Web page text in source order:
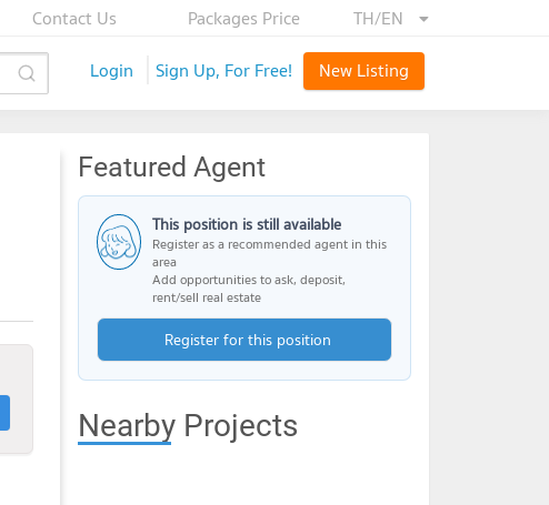
TH/EN
Packages Price
Contact Us
Login Sign Up, For Free! New Listing
Featured Agent
This position is still available
Register as a recommended agent in this
area
Add opportunities to ask, deposit,
rent/sell real estate
Register for this position
Nearby Projects